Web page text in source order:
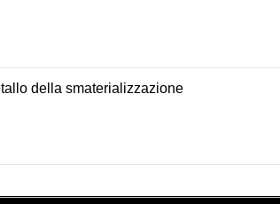
della smaterializzazione